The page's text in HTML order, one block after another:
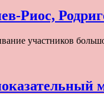
Риос,
участников